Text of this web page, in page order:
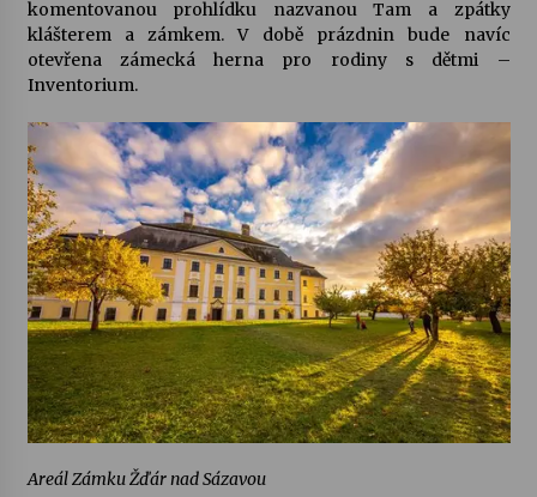
komentovanou prohlídku nazvanou Tam a zpátky
klášterem a zámkem. V době prázdnin bude navíc
otevřena zámecká herna pro rodiny s dětmi –
Inventorium.
Areál Zámku Žďár nad Sázavou